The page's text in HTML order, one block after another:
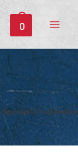
0
Main
Menu